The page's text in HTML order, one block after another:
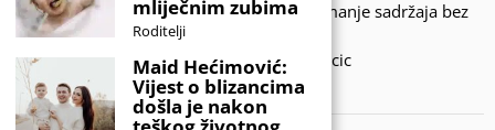
Sva prava zadržana. Zabranjeno preuzimanje sadržaja bez
dozvole izdavača.
Developed by Amar SIjercic
IZAŠAO JE NOVI MAGAZIN!
mliječnim zubima
Roditelji
Maid Hećimović:
Vijest o blizancima
došla je nakon